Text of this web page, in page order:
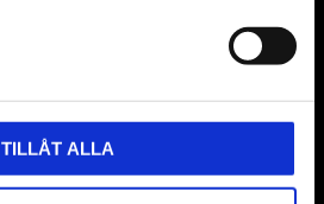
TILLÅT ALLA